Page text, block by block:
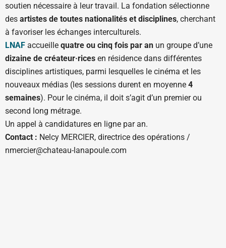
soutien nécessaire à leur travail. La fondation sélectionne
des artistes de toutes nationalités et disciplines, cherchant
à favoriser les échanges interculturels.
LNAF accueille quatre ou cinq fois par an un groupe d’une
dizaine de créateur·rices en résidence dans différentes
disciplines artistiques, parmi lesquelles le cinéma et les
nouveaux médias (les sessions durent en moyenne 4
semaines). Pour le cinéma, il doit s’agit d’un premier ou
second long métrage.
Un appel à candidatures en ligne par an.
Contact : Nelcy MERCIER, directrice des opérations /
nmercier@chateau-lanapoule.com